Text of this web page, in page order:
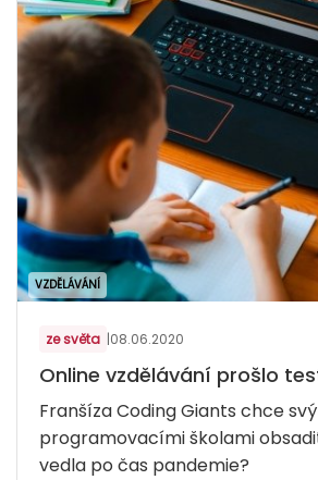
VZDĚLÁVÁNÍ
ze světa |08.06.2020
Online vzdělávání prošlo
Franšíza Coding Giants chce
programovacími školami
vedla po čas pandemie?